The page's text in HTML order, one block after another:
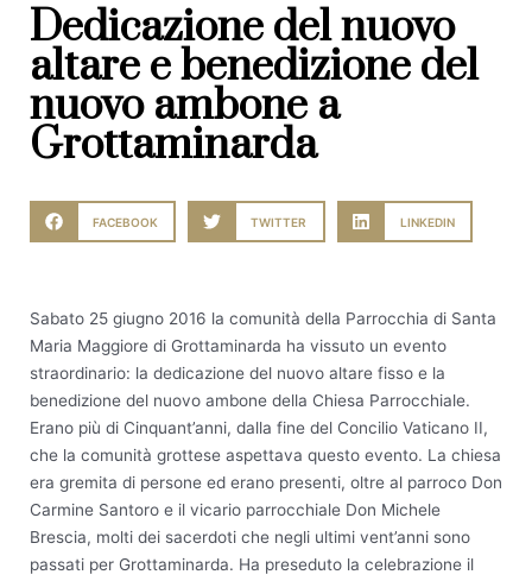
Dedicazione del nuovo
altare e benedizione del
nuovo ambone a
Grottaminarda
FACEBOOK TWITTER LINKEDIN
Sabato 25 giugno 2016 la comunità della Parrocchia di Santa
Maria Maggiore di Grottaminarda ha vissuto un evento
straordinario: la dedicazione del nuovo altare fisso e la
benedizione del nuovo ambone della Chiesa Parrocchiale.
Erano più di Cinquant’anni, dalla fine del Concilio Vaticano II,
che la comunità grottese aspettava questo evento. La chiesa
era gremita di persone ed erano presenti, oltre al parroco Don
Carmine Santoro e il vicario parrocchiale Don Michele
Brescia, molti dei sacerdoti che negli ultimi vent’anni sono
passati per Grottaminarda. Ha preseduto la celebrazione il